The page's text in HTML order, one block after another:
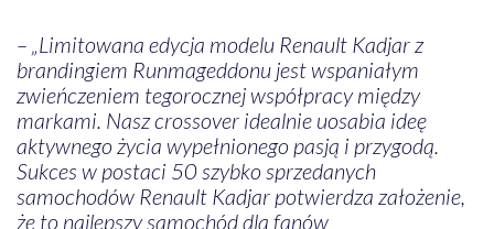
– „Limitowana edycja modelu Renault Kadjar z
brandingiem Runmageddonu jest wspaniałym
zwieńczeniem tegorocznej współpracy między
markami. Nasz crossover idealnie uosabia ideę
aktywnego życia wypełnionego pasją i przygodą.
Sukces w postaci 50 szybko sprzedanych
samochodów Renault Kadjar potwierdza założenie,
że to najlepszy samochód dla fanów